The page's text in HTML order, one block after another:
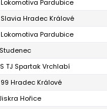
Lokomotiva Pardubice
Slavia Hradec Králové
Lokomotiva Pardubice
TJ Spartak Vrchlabí
99 Hradec Králové
Hořice